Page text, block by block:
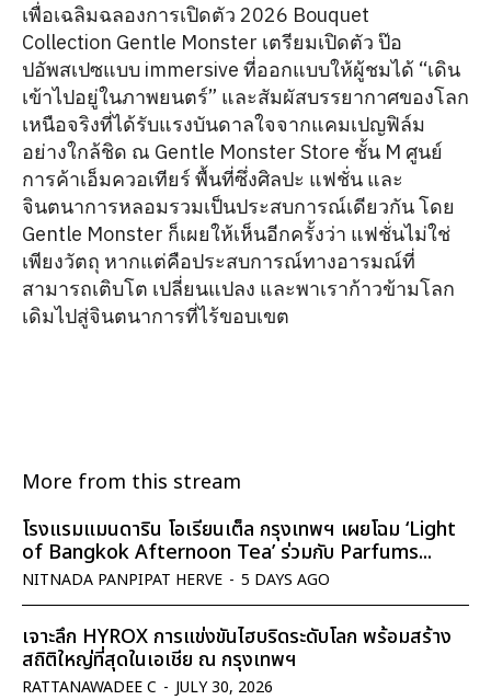
เพื่อเฉลิมฉลองการเปิดตัว 2026 Bouquet
Collection Gentle Monster เตรียมเปิดตัว ป๊อ
ปอัพสเปซแบบ immersive ที่ออกแบบให้ผู้ชมได้ “เดิน
เข้าไปอยู่ในภาพยนตร์” และสัมผัสบรรยากาศของโลก
เหนือจริงที่ได้รับแรงบันดาลใจจากแคมเปญฟิล์ม
อย่างใกล้ชิด ณ Gentle Monster Store ชั้น M ศูนย์
การค้าเอ็มควอเทียร์ พื้นที่ซึ่งศิลปะ แฟชั่น และ
จินตนาการหลอมรวมเป็นประสบการณ์เดียวกัน โดย
Gentle Monster ก็เผยให้เห็นอีกครั้งว่า แฟชั่นไม่ใช่
เพียงวัตถุ หากแต่คือประสบการณ์ทางอารมณ์ที่
สามารถเติบโต เปลี่ยนแปลง และพาเราก้าวข้ามโลก
เดิมไปสู่จินตนาการที่ไร้ขอบเขต
More from this stream
โรงแรมแมนดาริน โอเรียนเต็ล กรุงเทพฯ เผยโฉม ‘Light
of Bangkok Afternoon Tea’ ร่วมกับ Parfums...
NITNADA PANPIPAT HERVE - 5 DAYS AGO
เจาะลึก HYROX การแข่งขันไฮบริดระดับโลก พร้อมสร้าง
สถิติใหญ่ที่สุดในเอเชีย ณ กรุงเทพฯ
RATTANAWADEE C - JULY 30, 2026